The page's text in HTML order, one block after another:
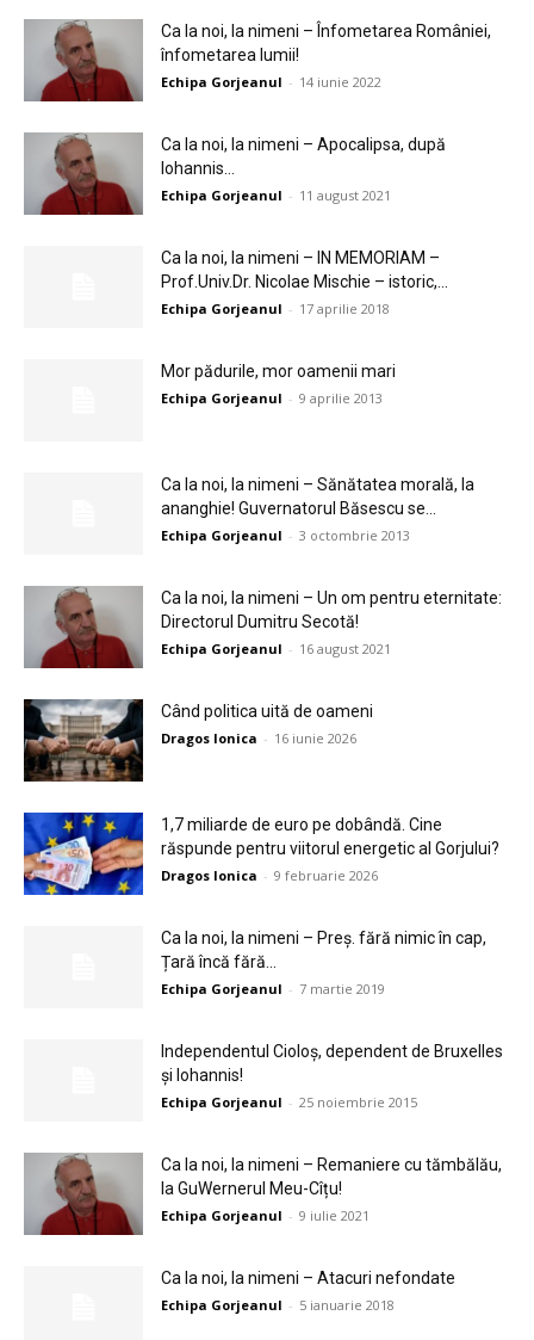
Ca la noi, la nimeni – Înfometarea României,
înfometarea lumii!
Echipa Gorjeanul - 14 iunie 2022
Ca la noi, la nimeni – Apocalipsa, după
Iohannis…
Echipa Gorjeanul - 11 august 2021
Ca la noi, la nimeni – IN MEMORIAM –
Prof.Univ.Dr. Nicolae Mischie – istoric,...
Echipa Gorjeanul - 17 aprilie 2018
Mor pădurile, mor oamenii mari
Echipa Gorjeanul - 9 aprilie 2013
Ca la noi, la nimeni – Sănătatea morală, la
ananghie! Guvernatorul Băsescu se...
Echipa Gorjeanul - 3 octombrie 2013
Ca la noi, la nimeni – Un om pentru eternitate:
Directorul Dumitru Secotă!
Echipa Gorjeanul - 16 august 2021
Când politica uită de oameni
Dragos Ionica - 16 iunie 2026
1,7 miliarde de euro pe dobândă. Cine
răspunde pentru viitorul energetic al Gorjului?
Dragos Ionica - 9 februarie 2026
Ca la noi, la nimeni – Preș. fără nimic în cap,
Țară încă fără...
Echipa Gorjeanul - 7 martie 2019
Independentul Cioloş, dependent de Bruxelles
şi Iohannis!
Echipa Gorjeanul - 25 noiembrie 2015
Ca la noi, la nimeni – Remaniere cu tămbălău,
la GuWernerul Meu-Cîțu!
Echipa Gorjeanul - 9 iulie 2021
Ca la noi, la nimeni – Atacuri nefondate
Echipa Gorjeanul - 5 ianuarie 2018